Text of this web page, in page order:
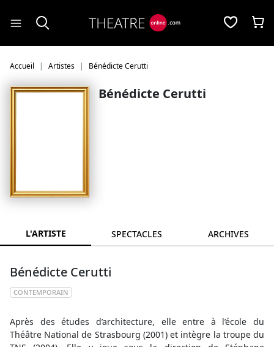
Accueil Artistes Bénédicte Cerutti
Bénédicte Cerutti
L'ARTISTE SPECTACLES ARCHIVES
Bénédicte Cerutti
CONTEMPORAIN
Après des études d’architecture, elle entre à l’école du
Théâtre National de Strasbourg (2001) et intègre la troupe du